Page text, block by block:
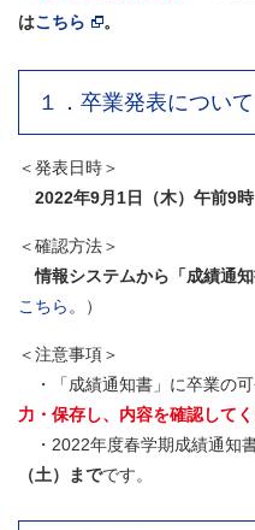
はこちら 。
１．卒業発表について
＜発表日時＞
2022年9月1日（木）午前9時
＜確認方法＞
情報システムから「成績通
こちら 。）
＜注意事項＞
・「成績通知書」に卒業の可
力・保存し、内容を確認してく
・2022年度春学期成績通知
（土）までです。